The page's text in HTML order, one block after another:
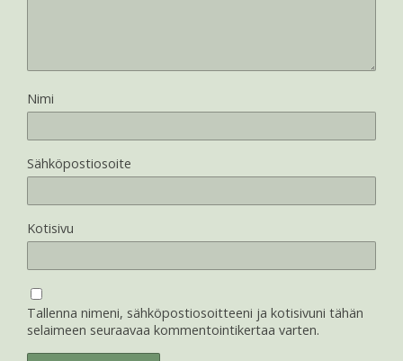
Nimi
Sähköpostiosoite
Kotisivu
Tallenna nimeni, sähköpostiosoitteeni ja kotisivuni tähän
selaimeen seuraavaa kommentointikertaa varten.